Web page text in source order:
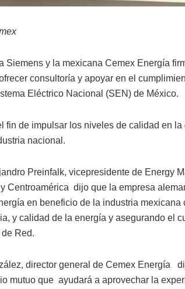
Siemens y la mexicana Cemex Energía
consultoría y apoyar en el
Eléctrico Nacional (SEN) de México.
fin de impulsar los niveles de calidad en la
nacional.
Preinfalk, vicepresidente de Energy
Centroamérica dijo que la empresa
en beneficio de la industria mexicana
y calidad de la energía y asegurando el
Red.
director general de Cemex Energía
mutuo que ayudará a aprovechar la